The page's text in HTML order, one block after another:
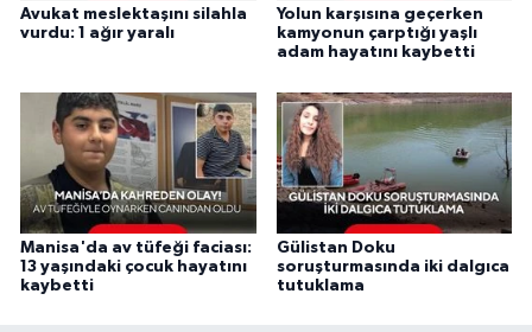
Avukat meslektaşını silahla
vurdu: 1 ağır yaralı
Yolun karşısına geçerken
kamyonun çarptığı yaşlı
adam hayatını kaybetti
Manisa'da av tüfeği faciası:
13 yaşındaki çocuk hayatını
kaybetti
Gülistan Doku
soruşturmasında iki dalgıca
tutuklama